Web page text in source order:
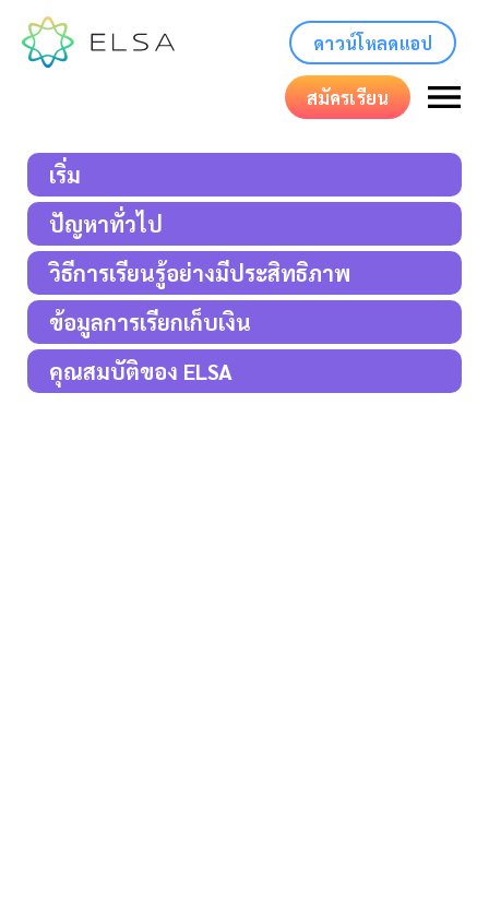
ดาวน์โหลดแอป
สมัครเรียน
เริ่ม
ปัญหาทั่วไป
วิธีการเรียนรู้อย่างมีประสิทธิภาพ
ข้อมูลการเรียกเก็บเงิน
คุณสมบัติของ ELSA